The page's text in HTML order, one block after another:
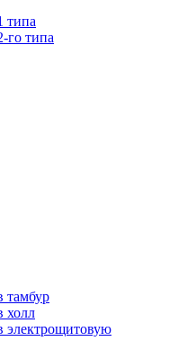
типа
го типа
тамбур
холл
электрощитовую